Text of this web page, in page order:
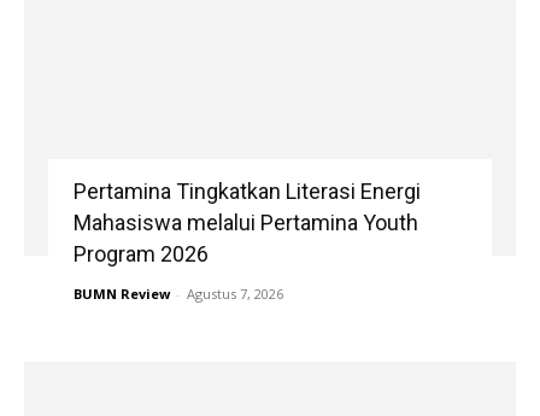
Pertamina Tingkatkan Literasi Energi
Mahasiswa melalui Pertamina Youth
Program 2026
BUMN Review - Agustus 7, 2026